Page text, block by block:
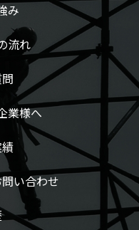
み
流れ
業様へ
い合わせ